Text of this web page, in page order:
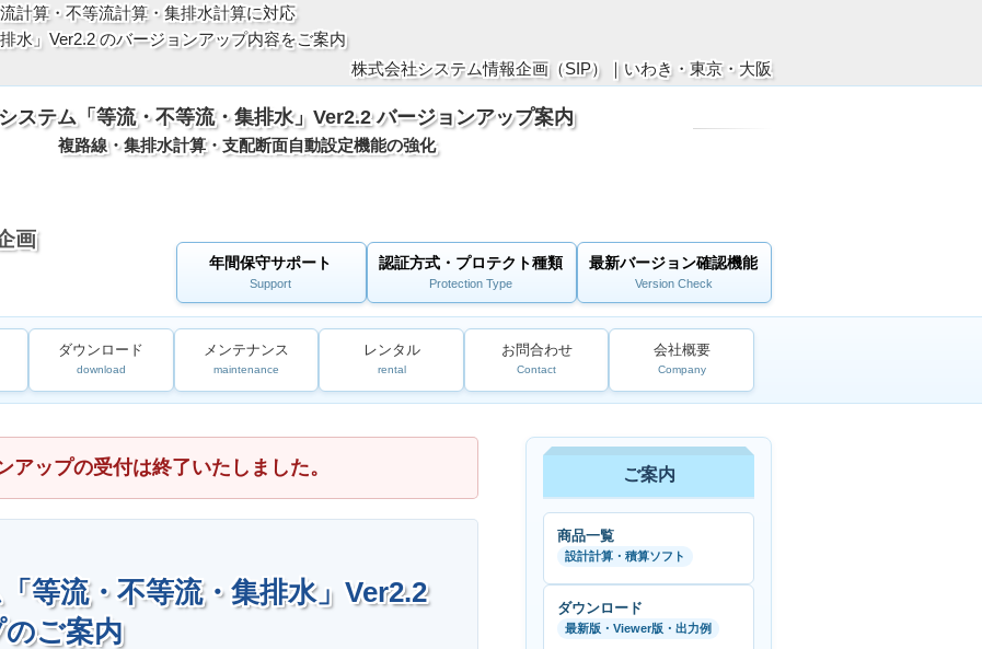
計算・不等流計算・集排水計算に対応
水」Ver2.2 のバージョンアップ内容をご案内
株式会社システム情報企画（SIP）｜いわき・東京・大阪
ステム「等流・不等流・集排水」Ver2.2 バージョンアップ案内
複路線・集排水計算・支配断面自動設定機能の強化
画
年間保守サポート
Support
認証方式・プロテクト種類
Protection Type
最新バージョン確認機能
Version Check
ダウンロード
download
メンテナンス
maintenance
レンタル
rental
お問合わせ
Contact
会社概要
Company
アップの受付は終了いたしました。
等流・不等流・集排水」Ver2.2
ご案内
ご案内
商品一覧
設計計算・積算ソフト
ダウンロード
最新版・Viewer版・出力例